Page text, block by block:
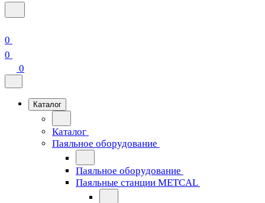
0
0
0
Каталог
Каталог
Паяльное оборудование
Паяльное оборудование
Паяльные станции METCAL